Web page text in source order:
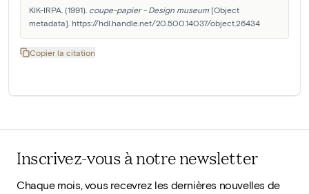
KIK-IRPA. (1991). coupe-papier - Design museum [Object
metadata]. https://hdl.handle.net/20.500.14037/object.26434
Copier la citation
Inscrivez-vous à notre newsletter
Chaque mois, vous recevrez les dernières nouvelles de